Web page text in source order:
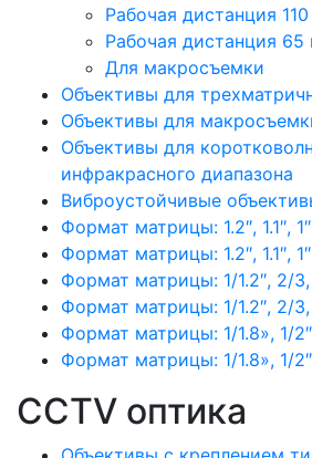
Рабочая дистанция
Рабочая дистанция
Для макросъемки
Объективы для
Объективы для
Объективы для
инфракрасного диапазона
Виброустойчивые
Формат матрицы: 1.2″, 1.1″, 1″
Формат матрицы: 1.2″, 1.1″, 1″
Формат матрицы: 1/1.2″, 2/3,
Формат матрицы: 1/1.2″, 2/3,
Формат матрицы: 1/1.8», 1/
Формат матрицы: 1/1.8», 1/
CCTV оптика